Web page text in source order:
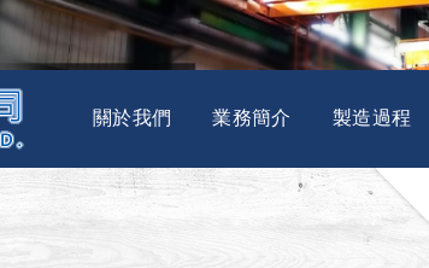
關於我們 業務簡介 製造過程